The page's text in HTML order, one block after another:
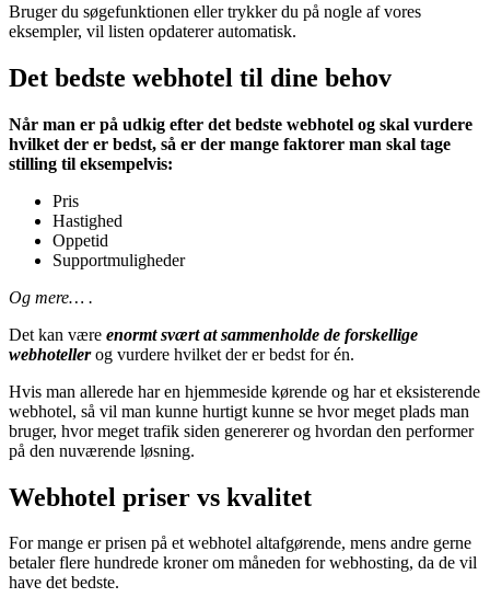
Bruger du søgefunktionen eller trykker du på nogle af vores
eksempler, vil listen opdaterer automatisk.
Det bedste webhotel til dine behov
Når man er på udkig efter det bedste webhotel og skal vurdere
hvilket der er bedst, så er der mange faktorer man skal tage
stilling til eksempelvis:
Pris
Hastighed
Oppetid
Supportmuligheder
Og mere… .
Det kan være enormt svært at sammenholde de forskellige
webhotellerog vurdere hvilket der er bedst for én.
Hvis man allerede har en hjemmeside kørende og har et eksisterende
webhotel, så vil man kunne hurtigt kunne se hvor meget plads man
bruger, hvor meget trafik siden genererer og hvordan den performer
på den nuværende løsning.
Webhotel priser vs kvalitet
For mange er prisen på et webhotel altafgørende, mens andre gerne
betaler flere hundrede kroner om måneden for webhosting, da de vil
have det bedste.